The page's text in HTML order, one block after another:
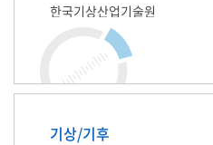
한국기상산업기술원
기상/기후